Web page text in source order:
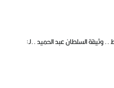
.. وثيقة السلطان عبد الحميد ..لـ: